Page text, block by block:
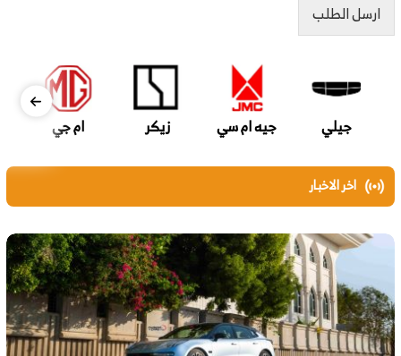
ارسل الطلب
جيلي جيه ام سي زيكر ام جي
اخر الاخبار